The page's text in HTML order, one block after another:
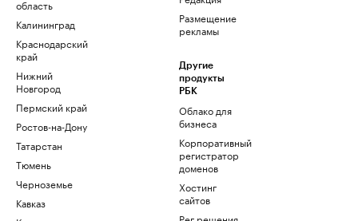
область
Калининград
Краснодарский
край
Нижний
Новгород
Пермский край
Ростов-на-Дону
Татарстан
Тюмень
Черноземье
Кавказ
Размещение
рекламы
Другие
продукты
РБК
Облако для
бизнеса
Корпоративный
регистратор
доменов
Хостинг
сайтов